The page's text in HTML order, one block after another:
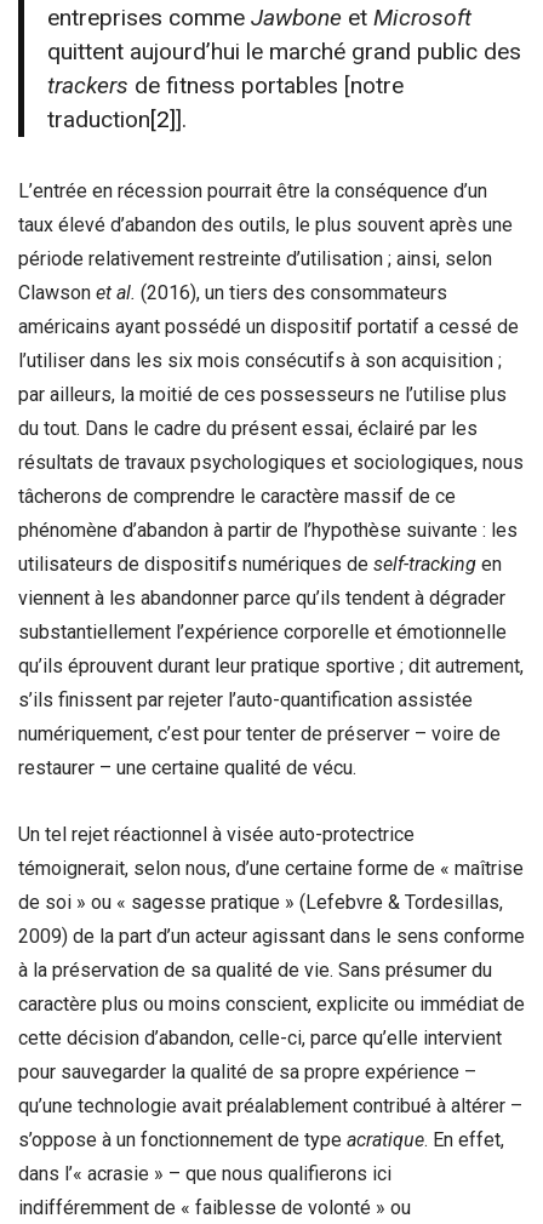
entreprises commeJawbone etMicrosoft
quittent aujourd’hui le marché grand public des
trackers de fitness portables [notre
traduction[2]].
L’entrée en récession pourrait être la conséquence d’un
taux élevé d’abandon des outils, le plus souvent après une
période relativement restreinte d’utilisation ; ainsi, selon
Clawson et al. (2016), un tiers des consommateurs
américains ayant possédé un dispositif portatif a cessé de
l’utiliser dans les six mois consécutifs à son acquisition ;
par ailleurs, la moitié de ces possesseurs ne l’utilise plus
du tout. Dans le cadre du présent essai, éclairé par les
résultats de travaux psychologiques et sociologiques, nous
tâcherons de comprendre le caractère massif de ce
phénomène d’abandon à partir de l’hypothèse suivante : les
utilisateurs de dispositifs numériques de self-tracking en
viennent à les abandonner parce qu’ils tendent à dégrader
substantiellement l’expérience corporelle et émotionnelle
qu’ils éprouvent durant leur pratique sportive ; dit autrement,
s’ils finissent par rejeter l’auto-quantification assistée
numériquement, c’est pour tenter de préserver – voire de
restaurer – une certaine qualité de vécu.
Un tel rejet réactionnel à visée auto-protectrice
témoignerait, selon nous, d’une certaine forme de « maîtrise
de soi » ou « sagesse pratique » (Lefebvre & Tordesillas,
2009) de la part d’un acteur agissant dans le sens conforme
à la préservation de sa qualité de vie. Sans présumer du
caractère plus ou moins conscient, explicite ou immédiat de
cette décision d’abandon, celle-ci, parce qu’elle intervient
pour sauvegarder la qualité de sa propre expérience –
qu’une technologie avait préalablement contribué à altérer –
s’oppose à un fonctionnement de type acratique. En effet,
dans l’« acrasie » – que nous qualifierons ici
indifféremment de « faiblesse de volonté » ou